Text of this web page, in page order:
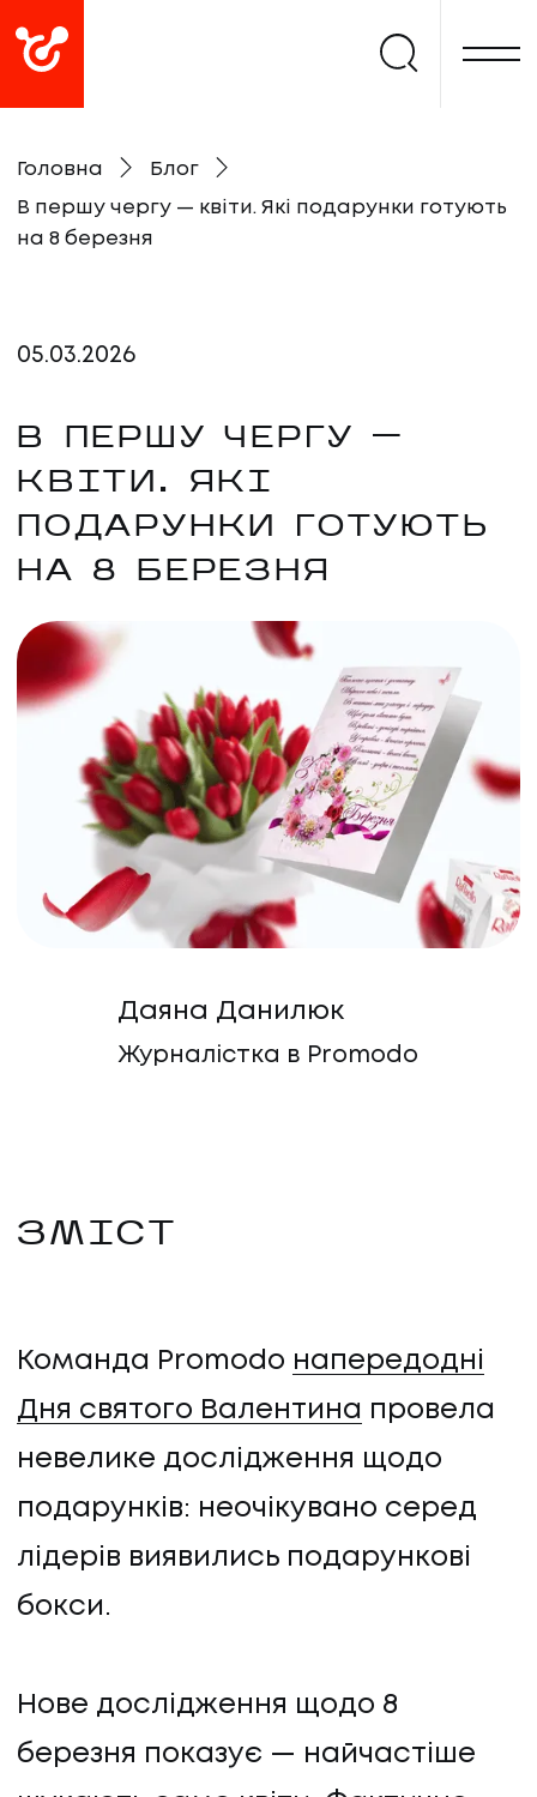
Головна Блог
В першу чергу — квіти. Які подарунки готують
на 8 березня
05.03.2026
В ПЕРШУ ЧЕРГУ —
КВІТИ. ЯКІ
ПОДАРУНКИ ГОТУЮТЬ
НА 8 БЕРЕЗНЯ
Даяна Данилюк
Журналістка в Promodo
ЗМІСТ
Команда Promodo напередодні
Дня святого Валентина провела
невелике дослідження щодо
подарунків: неочікувано серед
лідерів виявились подарункові
бокси.
Нове дослідження щодо 8
березня показує — найчастіше